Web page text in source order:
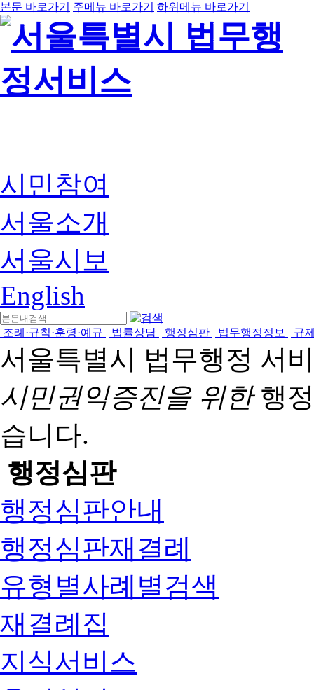
본문 바로가기 주메뉴 바로가기 하위메뉴 바로가기
시민참여
서울소개
서울시보
English
조례·규칙·훈령·예규 법률상담 행정심판 법무행정정보 규
서울특별시 법무행정 서
시민권익증진을 위한행
습니다.
행정심판
행정심판안내
행정심판재결례
유형별사례별검색
재결례집
지식서비스